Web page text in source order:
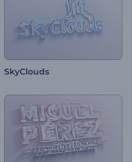
SkyClouds